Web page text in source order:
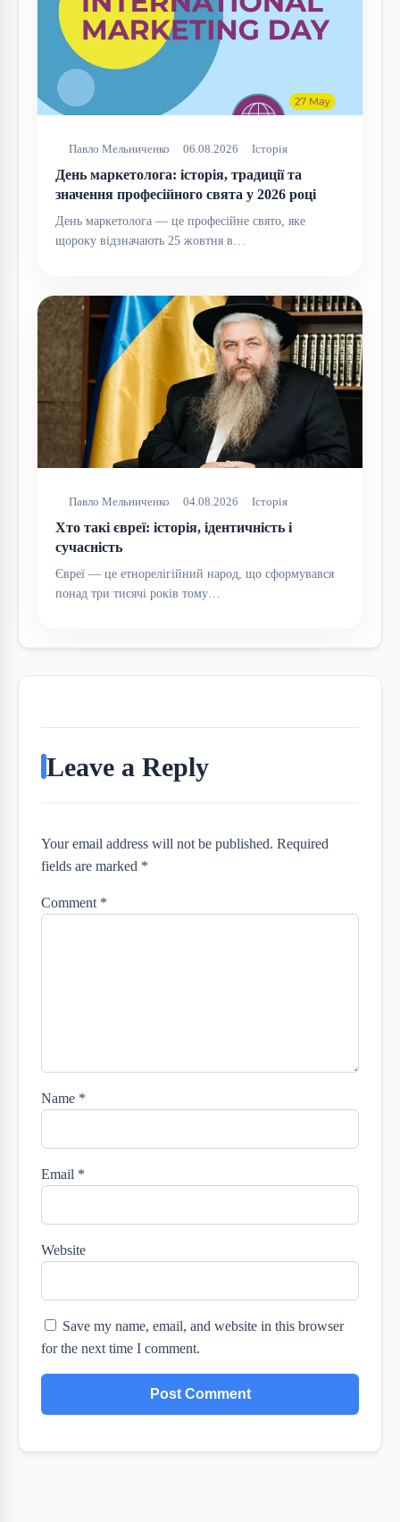
Павло Мельниченко 06.08.2026 Історія
День маркетолога: історія, традиції та
значення професійного свята у 2026 році
День маркетолога — це професійне свято, яке
щороку відзначають 25 жовтня в…
Павло Мельниченко 04.08.2026 Історія
Хто такі євреї: історія, ідентичність і
сучасність
Євреї — це етнорелігійний народ, що сформувався
понад три тисячі років тому…
Leave a Reply
Your email address will not be published. Required
fields are marked *
Comment *
Name *
Email *
Website
Save my name, email, and website in this browser
for the next time I comment.